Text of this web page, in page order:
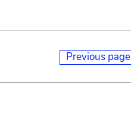
Previous page